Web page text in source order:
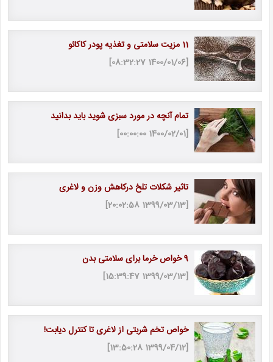
11 مزیت سلامتی و تغذیه پودر کاکائو
[1400/01/06 08:32:27]
تمام آنچه در مورد سبزی شوید باید بدانید
[1400/02/01 00:00:00]
تاثیر شکلات تلخ درکاهش وزن و لاغری
[1399/03/13 20:02:58]
9 خواص خرما برای سلامتی بدن
[1399/03/13 15:39:47]
خواص تخم شربتی از لاغری تا کنترل دیابت!
[1399/04/12 13:50:28]